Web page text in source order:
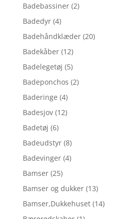
Badebassiner (2)
Badedyr (4)
Badehåndklæder (20)
Badekåber (12)
Badelegetøj (5)
Badeponchos (2)
Baderinge (4)
Badesjov (12)
Badetøj (6)
Badeudstyr (8)
Badevinger (4)
Bamser (25)
Bamser og dukker (13)
Bamser,Dukkehuset (14)